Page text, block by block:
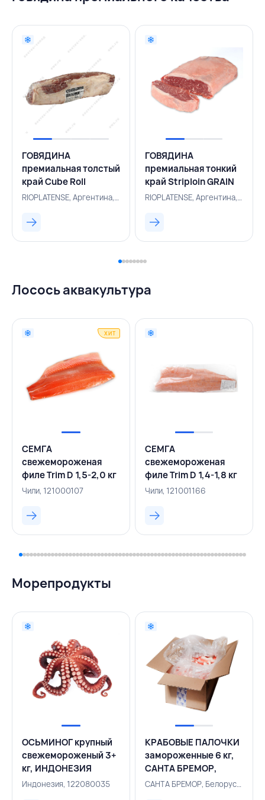
ГОВЯДИНА
премиальная толстый
край Cube Roll
(Ribeye) зерновой
RIOPLATENSE, Аргентина, 101100912
ГОВЯДИНА
премиальная тонкий
край Striploin GRAIN
FED 120 дней,
АРГЕНТИНА
RIOPLATENSE, Аргентина, 101100481
Лосось аквакультура
ХИТ
СЕМГА
свежемороженая
филе Trim D 1,5-2,0 кг
вакуумная упаковка,
Чили, 121000107
СЕМГА
свежемороженая
филе Trim D 1,4-1,8 кг
вакуумная упаковка,
Чили, 121001166
Морепродукты
ОСЬМИНОГ крупный
свежемороженый 3+
кг, ИНДОНЕЗИЯ
Индонезия, 122080035
КРАБОВЫЕ ПАЛОЧКИ
замороженные 6 кг,
САНТА БРЕМОР,
БЕЛАРУСЬ
САНТА БРЕМОР, Белоруссия, 124001814